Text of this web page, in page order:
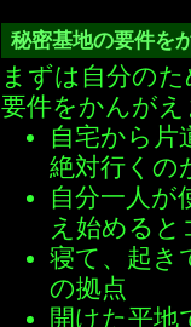
秘密基地の要件を
まずは自分の
要件をかんが
自宅から片
絶対行くの
自分一人が
え始める
寝て、起き
の拠点
開けた平地